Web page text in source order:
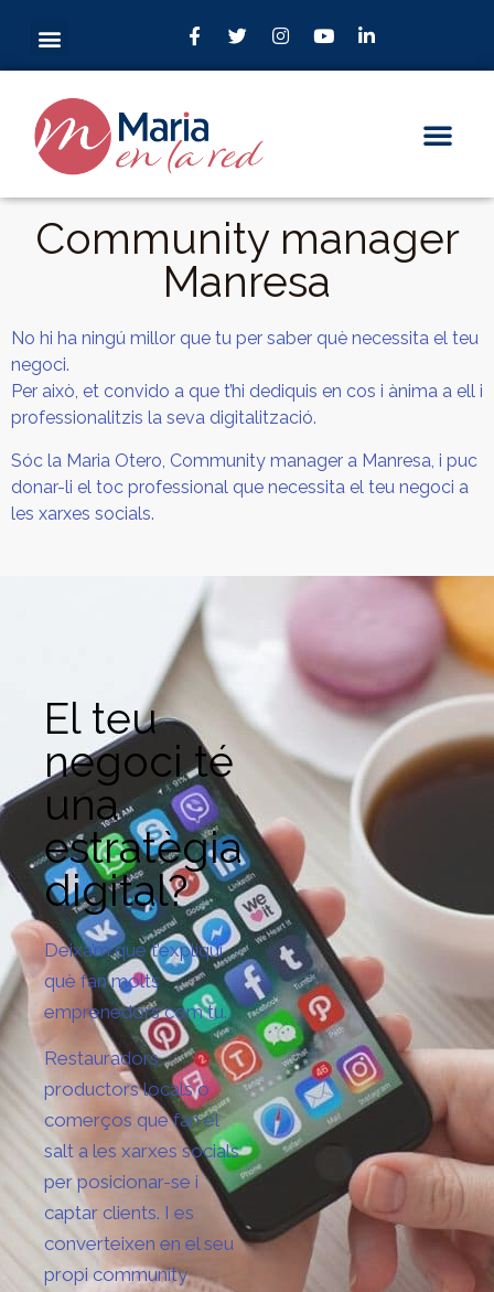
Community manager
Manresa
No hi ha ningú millor que tu per saber què necessita el teu
negoci.
Per això, et convido a que t’hi dediquis en cos i ànima a ell i
professionalitzis la seva digitalització.
Sóc la Maria Otero, Community manager a Manresa, i puc
donar-li el toc professional que necessita el teu negoci a
les xarxes socials.
El teu
negoci té
una
estratègia
digital?
Deixa’m que t’expliqui
què fan molts
emprenedors com tu.
Restauradors,
productors locals o
comerços que fan el
salt a les xarxes socials
per posicionar-se i
captar clients. I es
converteixen en el seu
propi community